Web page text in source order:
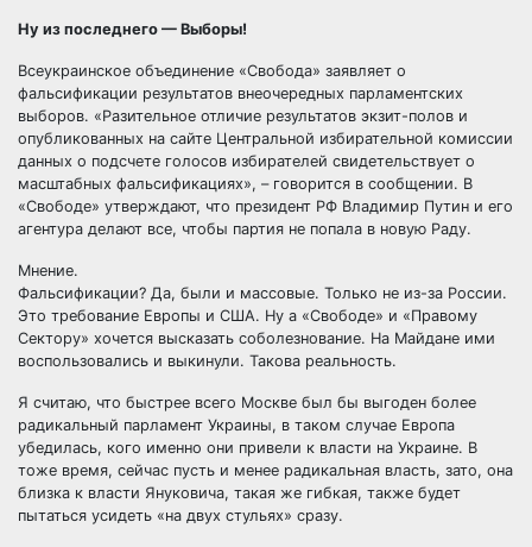
Ну из последнего — Выборы!
Всеукраинское объединение «Свобода» заявляет о
фальсификации результатов внеочередных парламентских
выборов. «Разительное отличие результатов экзит-полов и
опубликованных на сайте Центральной избирательной комиссии
данных о подсчете голосов избирателей свидетельствует о
масштабных фальсификациях», – говорится в сообщении. В
«Свободе» утверждают, что президент РФ Владимир Путин и его
агентура делают все, чтобы партия не попала в новую Раду.
Мнение.
Фальсификации? Да, были и массовые. Только не из-за России.
Это требование Европы и США. Ну а «Свободе» и «Правому
Сектору» хочется высказать соболезнование. На Майдане ими
воспользовались и выкинули. Такова реальность.
Я считаю, что быстрее всего Москве был бы выгоден более
радикальный парламент Украины, в таком случае Европа
убедилась, кого именно они привели к власти на Украине. В
тоже время, сейчас пусть и менее радикальная власть, зато, она
близка к власти Януковича, такая же гибкая, также будет
пытаться усидеть «на двух стульях» сразу.